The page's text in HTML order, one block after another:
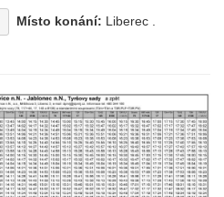
Místo konání: Liberec .